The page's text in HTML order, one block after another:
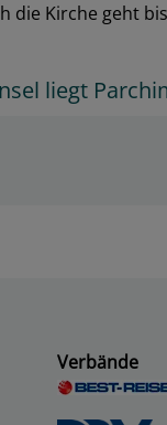
die Kirche geht
liegt
Verbände